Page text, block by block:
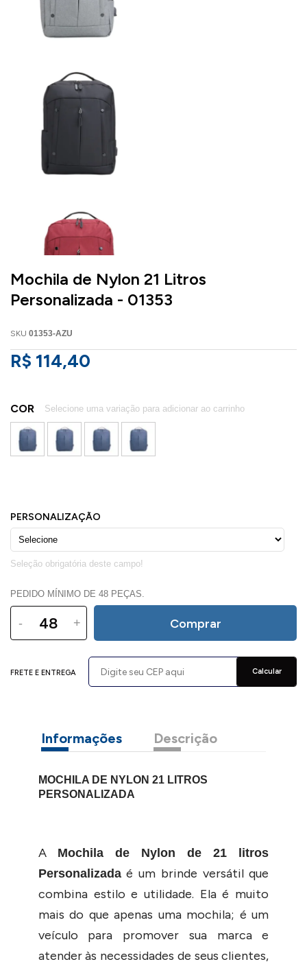
Mochila de Nylon 21 Litros
Personalizada - 01353
SKU 01353-AZU
R$ 114,40
COR
PEDIDO MÍNIMO DE 48 PEÇAS.
- + Comprar
FRETE E ENTREGA Calcular
Informações Descrição
MOCHILA DE NYLON 21 LITROS
PERSONALIZADA
A
Mochila de Nylon de 21 litros
Personalizadaé um brinde versátil que
combina estilo e utilidade. Ela é muito
mais do que apenas uma mochila; é um
veículo para promover sua marca e
atender às necessidades de seus clientes,